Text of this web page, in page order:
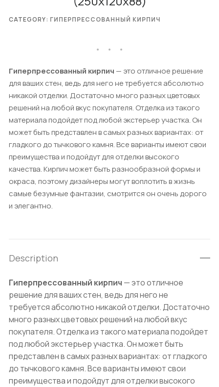
Гиперпрессованный кирпич — это отличное решение
для ваших стен, ведь для него не требуется абсолютно
никакой отделки. Достаточно много разных цветовых
решений на любой вкус покупателя. Отделка из такого
материала подойдет под любой экстерьер участка. Он
может быть представлен в самых разных вариантах: от
гладкого до тычкового камня. Все варианты имеют свои
преимущества и подойдут для отделки высокого
качества. Кирпич может быть разнообразной формы и
окраса, поэтому дизайнеры могут воплотить в жизнь
самые безумные фантазии, смотрится он очень дорого
и элегантно.
CATEGORY: ГИПЕРПРЕССОВАННЫЙ КИРПИЧ
Description
Гиперпрессованный кирпич — это отличное
решение для ваших стен, ведь для него не
требуется абсолютно никакой отделки. Достаточно
много разных цветовых решений на любой вкус
покупателя. Отделка из такого материала подойдет
под любой экстерьер участка. Он может быть
представлен в самых разных вариантах: от гладкого
до тычкового камня. Все варианты имеют свои
преимущества и подойдут для отделки высокого